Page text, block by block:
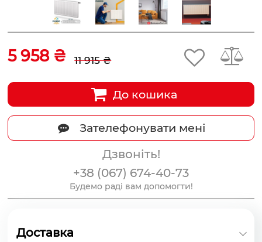
5 958 ₴ 11 915 ₴
До кошика
Зателефонувати мені
Дзвоніть!
+38 (067) 674-40-73
Будемо раді вам допомогти!
Доставка